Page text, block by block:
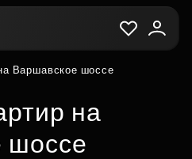
Варшавское шоссе
на
шоссе